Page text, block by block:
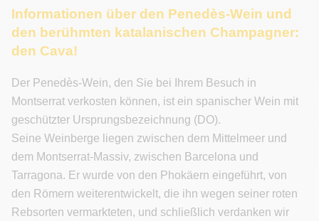
Informationen über den Penedès-Wein und
den berühmten katalanischen Champagner:
den Cava!
Der Penedès-Wein, den Sie bei Ihrem Besuch in
Montserrat verkosten können, ist ein spanischer Wein mit
geschützter Ursprungsbezeichnung (DO).
Seine Weinberge liegen zwischen dem Mittelmeer und
dem Montserrat-Massiv, zwischen Barcelona und
Tarragona. Er wurde von den Phokäern eingeführt, von
den Römern weiterentwickelt, die ihn wegen seiner roten
Rebsorten vermarkteten, und schließlich verdanken wir